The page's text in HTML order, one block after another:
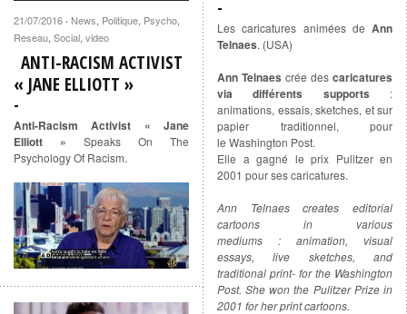
Les caricatures animées de Ann
Telnaes. (USA)
Ann Telnaes crée des caricatures
via différents supports :
animations, essais, sketches, et sur
papier traditionnel, pour
le Washington Post.
Elle a gagné le prix Pulitzer en
2001 pour ses caricatures.
Ann Telnaes creates editorial
cartoons in various
mediums : animation, visual
essays, live sketches, and
traditional print- for the Washington
Post. She won the Pulitzer Prize in
2001 for her print cartoons.
21/07/2016 · News, Politique, Psycho,
Reseau, Social, video
ANTI-RACISM ACTIVIST
« JANE ELLIOTT »
Anti-Racism Activist « Jane
Elliott » Speaks On The
Psychology Of Racism.